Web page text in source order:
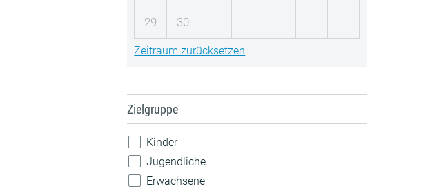
29 30
Zeitraum zurücksetzen
Zielgruppe
Kinder
Jugendliche
Erwachsene